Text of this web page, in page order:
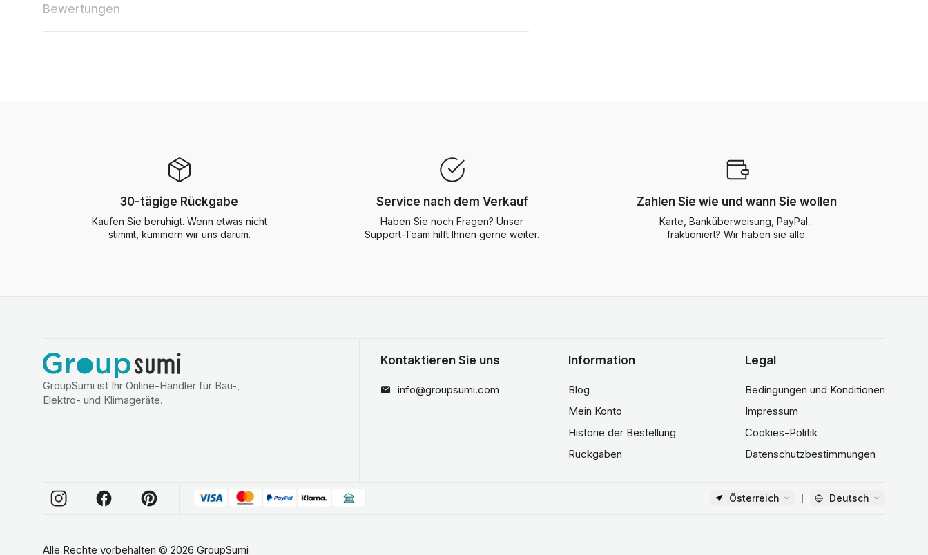
Bewertungen
30-tägige Rückgabe
Kaufen Sie beruhigt. Wenn etwas nicht
stimmt, kümmern wir uns darum.
Service nach dem Verkauf
Haben Sie noch Fragen? Unser
Support-Team hilft Ihnen gerne weiter.
Zahlen Sie wie und wann Sie wollen
Karte, Banküberweisung, PayPal...
fraktioniert? Wir haben sie alle.
GroupSumi ist Ihr Online-Händler für Bau-,
Elektro- und Klimageräte.
Kontaktieren Sie uns
info@groupsumi.com
Information
Blog
Mein Konto
Historie der Bestellung
Rückgaben
Legal
Bedingungen und Konditionen
Impressum
Cookies-Politik
Datenschutzbestimmungen
Österreich Deutsch
Alle Rechte vorbehalten © 2026 GroupSumi